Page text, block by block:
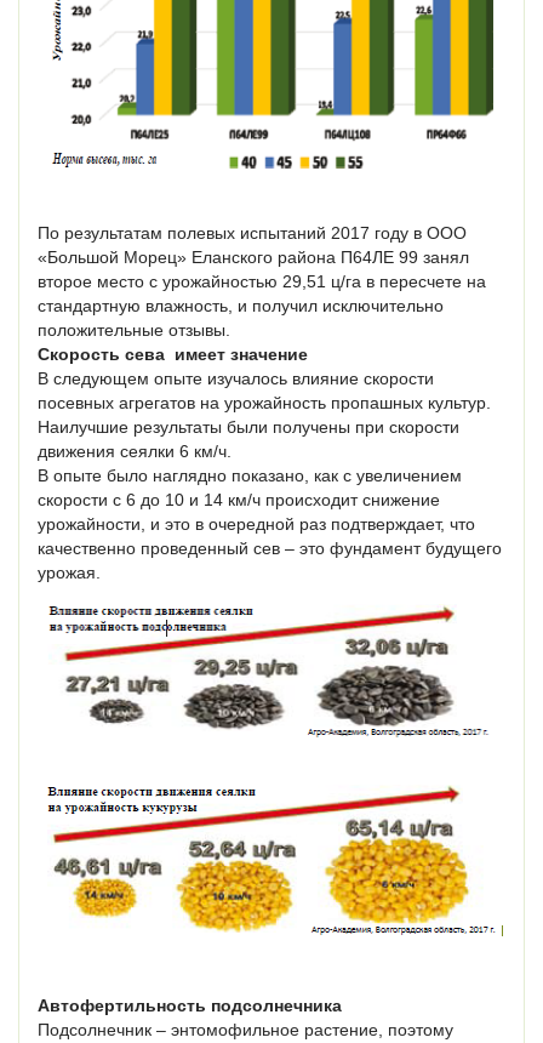
По результатам полевых испытаний 2017 году в ООО
«Большой Морец» Еланского района П64ЛЕ 99 занял
второе место с урожайностью 29,51 ц/га в пересчете на
стандартную влажность, и получил исключительно
положительные отзывы.
Скорость сева имеет значение
В следующем опыте изучалось влияние скорости
посевных агрегатов на урожайность пропашных культур.
Наилучшие результаты были получены при скорости
движения сеялки 6 км/ч.
В опыте было наглядно показано, как с увеличением
скорости с 6 до 10 и 14 км/ч происходит снижение
урожайности, и это в очередной раз подтверждает, что
качественно проведенный сев – это фундамент будущего
урожая.
Автофертильность подсолнечника
Подсолнечник – энтомофильное растение, поэтому